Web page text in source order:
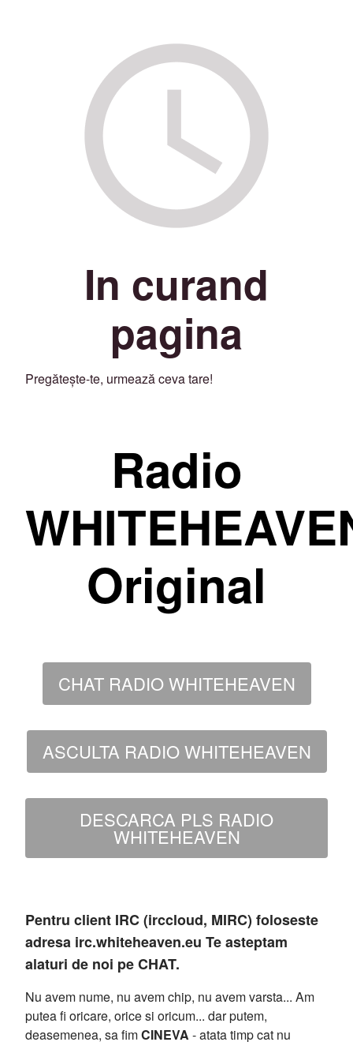
In curand
pagina
Pregătește-te, urmează ceva tare!
Radio
Original
CHAT RADIO WHITEHEAVEN
ASCULTA RADIO WHITEHEAVEN
DESCARCA PLS RADIO
WHITEHEAVEN
Pentru client IRC (irccloud, MIRC) foloseste
adresa irc.whiteheaven.eu Te asteptam
alaturi de noi pe CHAT.
Nu avem nume, nu avem chip, nu avem varsta... Am
putea fi oricare, orice si oricum... dar putem,
deasemenea, sa fimCINEVA - atata timp cat nu